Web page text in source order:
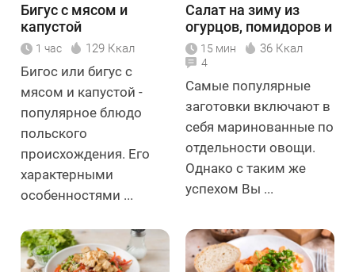
Бигус с мясом и
капустой
1 час 129 Ккал
Бигос или бигус с
мясом и капустой -
популярное блюдо
польского
происхождения. Его
характерными
особенностями ...
Салат на зиму из
огурцов, помидоров и
перца
15 мин 36 Ккал
4
Самые популярные
заготовки включают в
себя маринованные по
отдельности овощи.
Однако с таким же
успехом Вы ...